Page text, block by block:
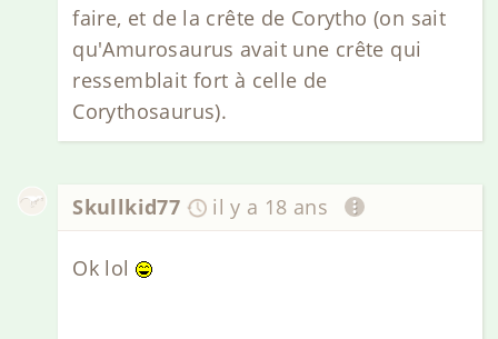
faire, et de la crête de Corytho (on sait
qu'Amurosaurus avait une crête qui
ressemblait fort à celle de
Corythosaurus).
Skullkid77 il y a 18 ans
Ok lol